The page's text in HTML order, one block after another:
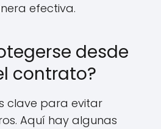
efectiva.
desde
contrato?
clave para evitar
Aquí hay algunas